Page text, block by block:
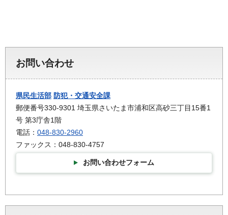
お問い合わせ
県民生活部 防犯・交通安全課
郵便番号330-9301 埼玉県さいたま市浦和区高砂三丁目15番1
号 第3庁舎1階
電話： 048-830-2960
ファックス：048-830-4757
お問い合わせフォーム